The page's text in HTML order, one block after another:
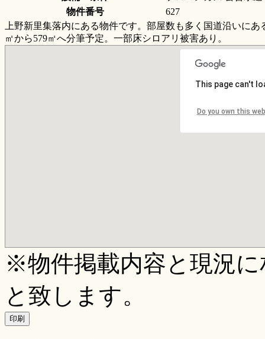
物件番号
627
上野新里集落内にある物件です。部屋数も多く国道沿いに
㎡から579㎡へ分筆予定。一部床シロアリ被害あり。
This page can't
Do you own this
※物件掲載内容と現況
と致します。
印刷